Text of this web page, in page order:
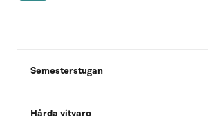
Semesterstugan
Hårda vitvaro